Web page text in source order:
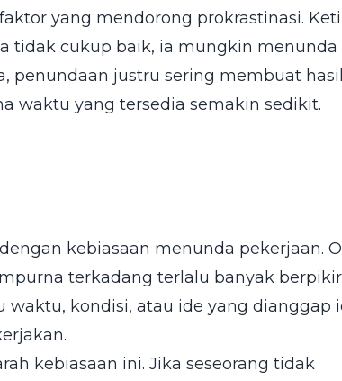
yang mendorong prokrastinasi.
tidak cukup baik, ia mungkin menunda
penundaan justru sering membuat hasil
waktu yang tersedia semakin sedikit.
kebiasaan menunda pekerjaan.
terkadang terlalu banyak berpikir
kondisi, atau ide yang dianggap
kebiasaan ini. Jika seseorang tidak